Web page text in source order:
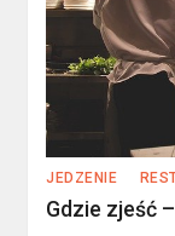
JEDZENIE
Gdzie zjeść